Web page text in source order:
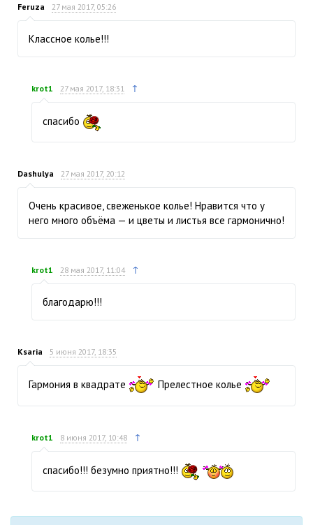
Feruza 27 мая 2017, 05:26
Классное колье!!!
krot1 27 мая 2017, 18:31 ↑
спасибо
Dashulya 27 мая 2017, 20:12
Очень красивое, свеженькое колье! Нравится что у
него много объёма — и цветы и листья все гармонично!
krot1 28 мая 2017, 11:04 ↑
благодарю!!!
Ksaria 5 июня 2017, 18:35
Гармония в квадрате Прелестное колье
krot1 8 июня 2017, 10:48 ↑
спасибо!!! безумно приятно!!!